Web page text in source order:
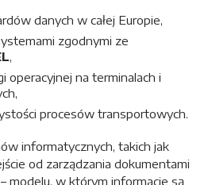
danych w całej Europie,
zgodnymi ze
,
operacyjnej na terminalach i
procesów transportowych.
informatycznych, takich jak
od zarządzania dokumentami
modelu, w którym informacje są